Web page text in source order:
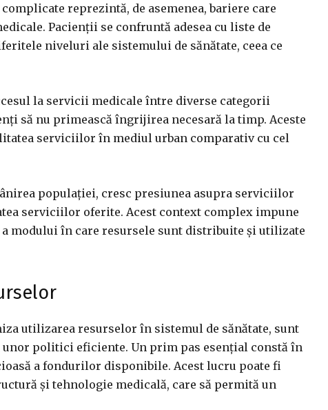
reprezintă, de asemenea, bariere care
Pacienții se confruntă adesea cu liste de
niveluri ale sistemului de sănătate, ceea ce
la servicii medicale între diverse categorii
să nu primească îngrijirea necesară la timp. Aceste
serviciilor în mediul urban comparativ cu cel
populației, cresc presiunea asupra serviciilor
serviciilor oferite. Acest context complex impune
modului în care resursele sunt distribuite și utilizate
utilizarea resurselor în sistemul de sănătate, sunt
politici eficiente. Un prim pas esențial constă în
a fondurilor disponibile. Acest lucru poate fi
și tehnologie medicală, care să permită un